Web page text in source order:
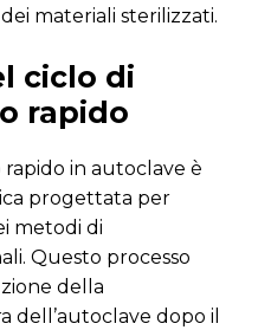
materiali sterilizzati.
ciclo di
rapido
rapido in autoclave è
progettata per
metodi di
Questo processo
della
dell’autoclave dopo il